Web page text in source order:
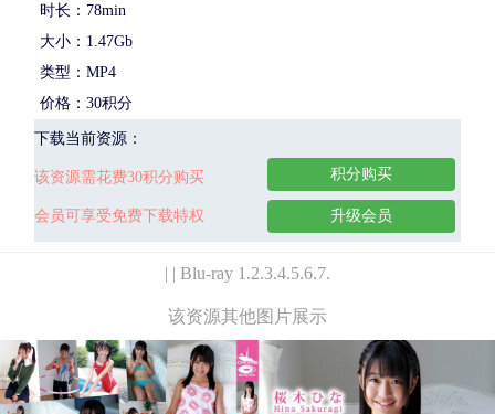
时长：78min
大小：1.47Gb
类型：MP4
价格：30积分
下载当前资源：
该资源需花费30积分购买
会员可享受免费下载特权
积分购买
升级会员
| | Blu-ray 1.2.3.4.5.6.7.
该资源其他图片展示